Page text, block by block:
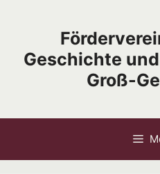
Geschichte
Groß-